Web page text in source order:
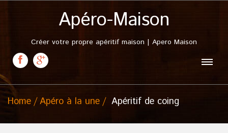
Apéro-Maison
Créer votre propre apéritif maison | Apero Maison
Home Apéro à la une Apéritif de coing